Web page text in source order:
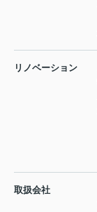
リノベーション
取扱会社